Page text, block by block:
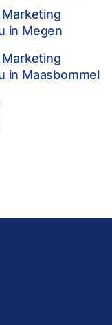
Marketing
in Megen
Marketing
in Maasbommel